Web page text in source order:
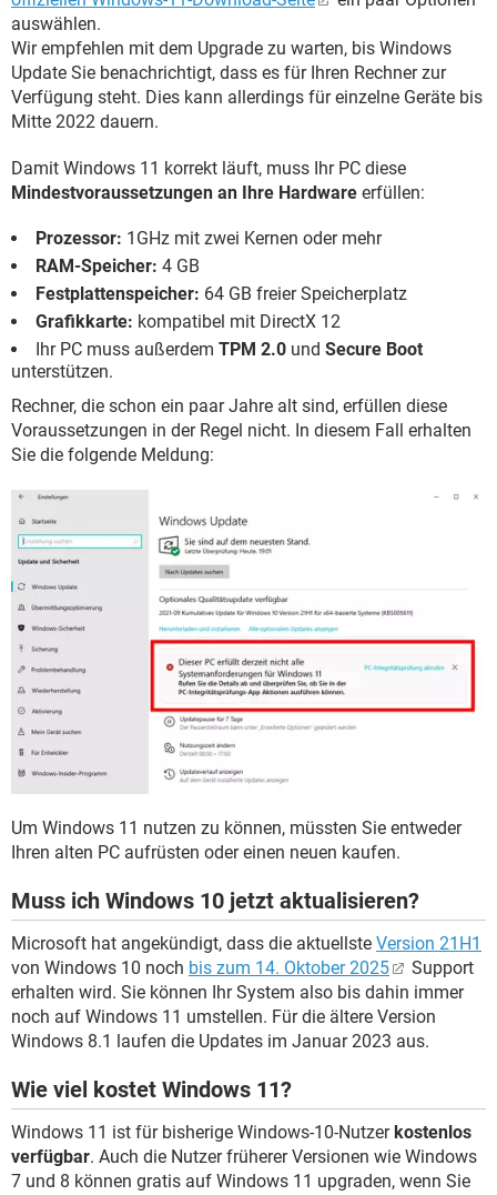
auswählen.
Wir empfehlen mit dem Upgrade zu warten, bis Windows
Update Sie benachrichtigt, dass es für Ihren Rechner zur
Verfügung steht. Dies kann allerdings für einzelne Geräte bis
Mitte 2022 dauern.
Damit Windows 11 korrekt läuft, muss Ihr PC diese
Mindestvoraussetzungen an Ihre Hardware erfüllen:
Prozessor: 1GHz mit zwei Kernen oder mehr
RAM-Speicher: 4 GB
Festplattenspeicher: 64 GB freier Speicherplatz
Grafikkarte: kompatibel mit DirectX 12
Ihr PC muss außerdem TPM 2.0 und Secure Boot
unterstützen.
Rechner, die schon ein paar Jahre alt sind, erfüllen diese
Voraussetzungen in der Regel nicht. In diesem Fall erhalten
Sie die folgende Meldung:
Um Windows 11 nutzen zu können, müssten Sie entweder
Ihren alten PC aufrüsten oder einen neuen kaufen.
Muss ich Windows 10 jetzt aktualisieren?
Microsoft hat angekündigt, dass die aktuellste Version 21H1
von Windows 10 noch bis zum 14. Oktober 2025
Support
erhalten wird. Sie können Ihr System also bis dahin immer
noch auf Windows 11 umstellen. Für die ältere Version
Windows 8.1 laufen die Updates im Januar 2023 aus.
Wie viel kostet Windows 11?
Windows 11 ist für bisherige Windows-10-Nutzerkostenlos
verfügbar. Auch die Nutzer früherer Versionen wie Windows
7 und 8 können gratis auf Windows 11 upgraden, wenn Sie